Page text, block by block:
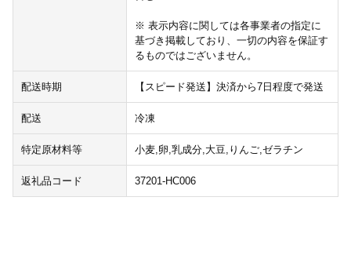
※ 表示内容に関しては各事業者の指定に
基づき掲載しており、一切の内容を保証す
るものではございません。
配送時期 【スピード発送】決済から7日程度で発送
配送 冷凍
特定原材料等 小麦,卵,乳成分,大豆,りんご,ゼラチン
返礼品コード 37201-HC006